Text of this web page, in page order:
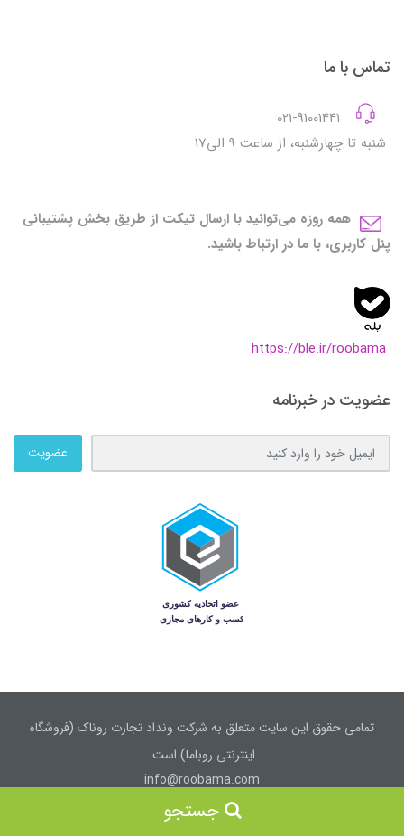
جستجو
تماس با ما
شنبه تا چهارشنبه، از ساعت 9 الی17
همه روزه می‌توانید با ارسال تیکت از طریق بخش پشتیبانی
پنل کاربری، با ما در ارتباط باشید.
https://ble.ir/roobama
عضویت در خبرنامه
عضویت
تمامی حقوق این سایت متعلق به شرکت ونداد تجارت روناک (فروشگاه
اینترنتی روباما) است.
info@roobama.com